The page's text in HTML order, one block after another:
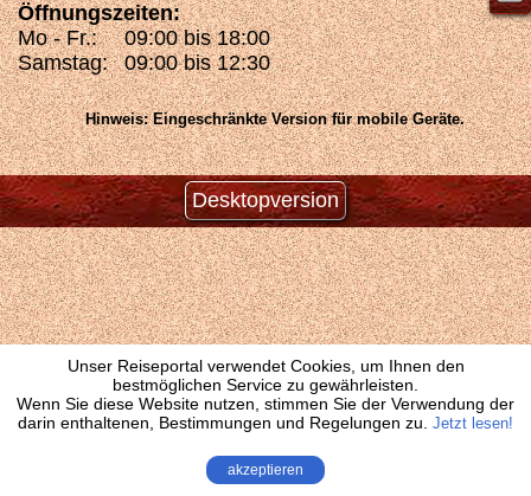
Öffnungszeiten:
Mo - Fr.:
09:00 bis 18:00
Samstag: 09:00 bis 12:30
Hinweis: Eingeschränkte Version für mobile Geräte.
Desktopversion
Unser Reiseportal verwendet Cookies, um Ihnen den
bestmöglichen Service zu gewährleisten.
Wenn Sie diese Website nutzen, stimmen Sie der Verwendung der
darin enthaltenen, Bestimmungen und Regelungen zu. Jetzt lesen!